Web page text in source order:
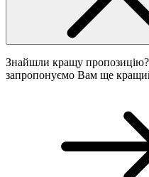
Знайшли кращу
запропонуємо Вам ще